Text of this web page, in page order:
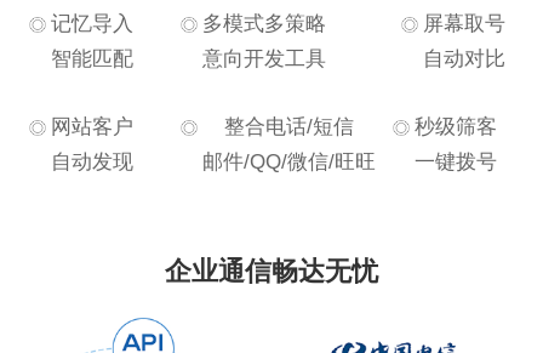
记忆导入
智能匹配
多模式多策略
意向开发工具
屏幕取号
自动对比
网站客户
自动发现
整合电话/短信
邮件/QQ/微信/旺旺
秒级筛客
一键拨号
企业通信畅达无忧